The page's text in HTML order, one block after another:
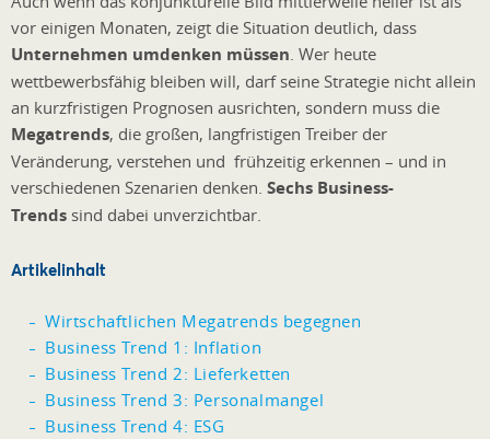
vor einigen Monaten, zeigt die Situation deutlich, dass
Unternehmen umdenken müssen . Wer heute
wettbewerbsfähig bleiben will, darf seine Strategie nicht allein
an kurzfristigen Prognosen ausrichten, sondern muss die
Megatrends, die großen, langfristigen Treiber der
Veränderung, verstehen und frühzeitig erkennen – und in
verschiedenen Szenarien denken. Sechs Business-
Trends sind dabei unverzichtbar.
Artikelinhalt
Wirtschaftlichen Megatrends begegnen
Business Trend 1: Inflation
Business Trend 2: Lieferketten
Business Trend 3: Personalmangel
Business Trend 4: ESG